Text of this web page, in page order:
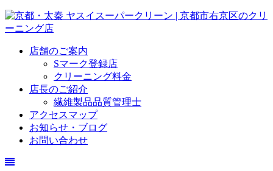
店舗のご案内
Sマーク登録店
クリーニング料金
店長のご紹介
繊維製品品質管理士
アクセスマップ
お知らせ・ブログ
お問い合わせ